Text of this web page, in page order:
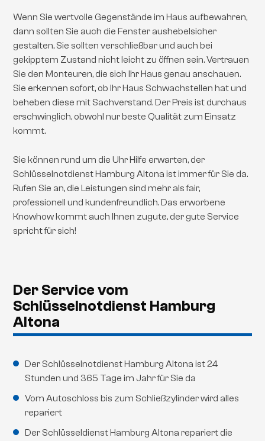
Wenn Sie wertvolle Gegenstände im Haus aufbewahren,
dann sollten Sie auch die Fenster aushebelsicher
gestalten, Sie sollten verschließbar und auch bei
gekipptem Zustand nicht leicht zu öffnen sein. Vertrauen
Sie den Monteuren, die sich Ihr Haus genau anschauen.
Sie erkennen sofort, ob Ihr Haus Schwachstellen hat und
beheben diese mit Sachverstand. Der Preis ist durchaus
erschwinglich, obwohl nur beste Qualität zum Einsatz
kommt.
Sie können rund um die Uhr Hilfe erwarten, der
Schlüsselnotdienst Hamburg Altona ist immer für Sie da.
Rufen Sie an, die Leistungen sind mehr als fair,
professionell und kundenfreundlich. Das erworbene
Knowhow kommt auch Ihnen zugute, der gute Service
spricht für sich!
Der Service vom
Schlüsselnotdienst Hamburg
Altona
Der Schlüsselnotdienst Hamburg Altona ist 24
Stunden und 365 Tage im Jahr für Sie da
Vom Autoschloss bis zum Schließzylinder wird alles
repariert
Der Schlüsseldienst Hamburg Altona repariert die